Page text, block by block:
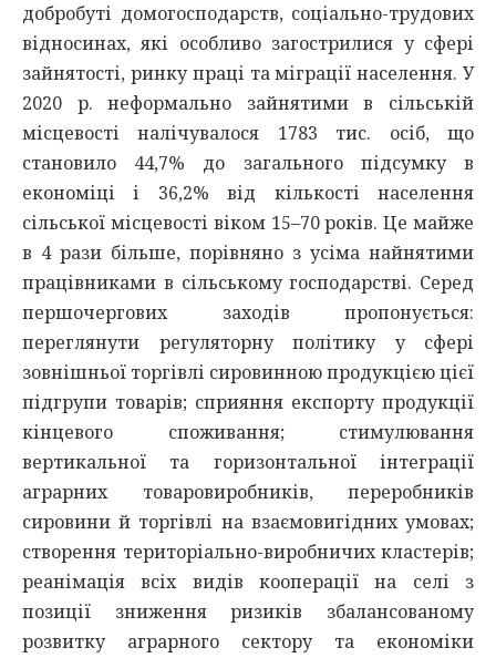
добробуті домогосподарств, соціально-трудових
відносинах, які особливо загострилися у сфері
зайнятості, ринку праці та міграції населення. У
2020 р. неформально зайнятими в сільській
місцевості налічувалося 1783 тис. осіб, що
становило 44,7% до загального підсумку в
економіці і 36,2% від кількості населення
сільської місцевості віком 15–70 років. Це майже
в 4 рази більше, порівняно з усіма найнятими
працівниками в сільському господарстві. Серед
першочергових заходів пропонується:
переглянути регуляторну політику у сфері
зовнішньої торгівлі сировинною продукцією цієї
підгрупи товарів; сприяння експорту продукції
кінцевого споживання; стимулювання
вертикальної та горизонтальної інтеграції
аграрних товаровиробників, переробників
сировини й торгівлі на взаємовигідних умовах;
створення територіально-виробничих кластерів;
реанімація всіх видів кооперації на селі з
позиції зниження ризиків збалансованому
розвитку аграрного сектору та економіки